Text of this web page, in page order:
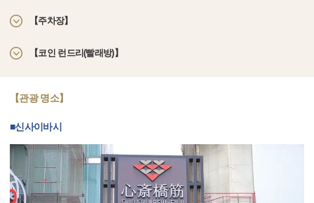
【주차장】
【코인 런드리(빨래방)】
【관광 명소】
■신사이바시